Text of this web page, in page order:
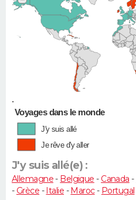
•
Voyages dans le monde
J'y suis allé
Je rêve d'y aller
J'y suis allé(e) :
Allemagne- Belgique - Canada -
- Grèce - Italie - Maroc- Portugal